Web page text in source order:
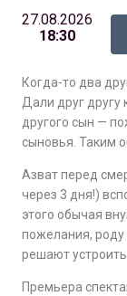
Когда-то два
Дали друг другу
другого сын —
сыновья. Таким
Азват перед
через 3 дня!)
этого обычая
пожелания, роду
решают
Премьера
27.08.2026
18:30